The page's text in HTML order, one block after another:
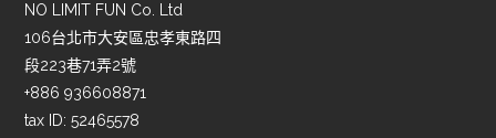
NO LIMIT FUN Co. Ltd
106台北市大安區忠孝東路四
段223巷71弄2號
+886 936608871
tax ID: 52465578